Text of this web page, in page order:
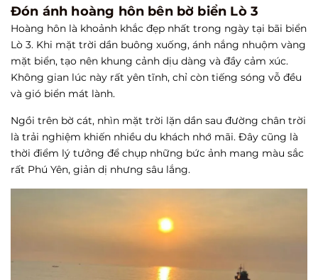
Đón ánh hoàng hôn bên bờ biển Lò 3
Hoàng hôn là khoảnh khắc đẹp nhất trong ngày tại bãi biển
Lò 3. Khi mặt trời dần buông xuống, ánh nắng nhuộm vàng
mặt biển, tạo nên khung cảnh dịu dàng và đầy cảm xúc.
Không gian lúc này rất yên tĩnh, chỉ còn tiếng sóng vỗ đều
và gió biển mát lành.
Ngồi trên bờ cát, nhìn mặt trời lặn dần sau đường chân trời
là trải nghiệm khiến nhiều du khách nhớ mãi. Đây cũng là
thời điểm lý tưởng để chụp những bức ảnh mang màu sắc
rất Phú Yên, giản dị nhưng sâu lắng.